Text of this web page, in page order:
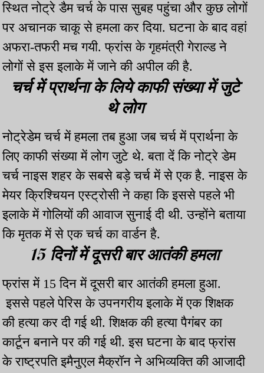
स्थित नोट्रे डैम चर्च के पास सुबह पहुंचा और कुछ लोगों
पर अचानक चाकू से हमला कर दिया. घटना के बाद वहां
अफरा-तफरी मच गयी. फ्रांस के गृहमंत्री गेराल्ड ने
लोगों से इस इलाके में जाने की अपील की है.
चर्च में प्रार्थना के लिये काफी संख्या में जुटे
थे लोग
नोट्रेडेम चर्च में हमला तब हुआ जब चर्च में प्रार्थना के
लिए काफी संख्या में लोग जुटे थे. बता दें कि नोट्रे डेम
चर्च नाइस शहर के सबसे बड़े चर्च में से एक है. नाइस के
मेयर क्रिश्चियन एस्ट्रोसी ने कहा कि इससे पहले भी
इलाके में गोलियों की आवाज सुनाई दी थी. उन्होंने बताया
कि मृतक में से एक चर्च का वार्डन है.
15 दिनों में दूसरी बार आतंकी हमला
फ्रांस में 15 दिन में दूसरी बार आतंकी हमला हुआ.
इससे पहले पेरिस के उपनगरीय इलाके में एक शिक्षक
की हत्या कर दी गई थी. शिक्षक की हत्या पैगंबर का
कार्टून बनाने पर की गई थी. इस घटना के बाद फ्रांस
के राष्‍ट्रपति इमैनुएल मैक्रॉन ने अभिव्‍यक्ति की आजादी